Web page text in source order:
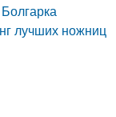
лучших ножниц